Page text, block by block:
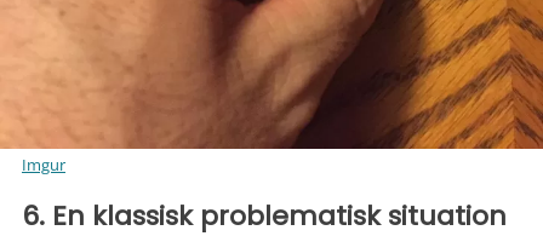
Imgur
6. En klassisk problematisk situation